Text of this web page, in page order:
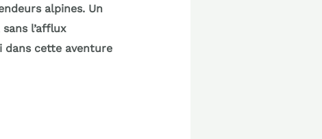
alpines. Un
l’afflux
dans cette aventure